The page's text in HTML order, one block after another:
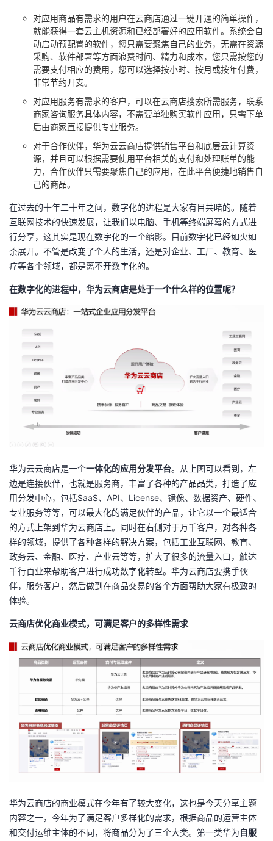
学
验
收
藏
持
议
对应用商品有需求的用户在云商店通过一键开通的简单操作，
就能获得一套云主机资源和已经部署好的应用软件。系统会自
动启动预配置的软件，您只需要聚焦自己的业务，无需在资源
采购、软件部署等方面浪费时间、精力和成本，您只需按您的
需要支付相应的费用，您可以选择按小时、按月或按年付费，
非常节约开支。
对应用服务有需求的客户，可以在云商店搜索所需服务，联系
商家咨询服务具体内容，不需要单独购买软件应用，只需下单
后由商家直接提供专业服务。
对于合作伙伴，华为云云商店提供销售平台和底层云计算资
源，并且可以根据需要使用平台相关的支付和处理账单的能
力，合作伙伴只需要聚焦自己的应用，在此平台便捷地销售自
己的商品。
在过去的十年二十年之间，数字化的进程是大家有目共睹的。随着
互联网技术的快速发展，让我们以电脑、手机等终端屏幕的方式进
行分享，这其实是现在数字化的一个缩影。目前数字化已经如火如
荼展开。不管是改变了个人的生活，还是对企业、工厂、教育、医
疗等各个领域，都是离不开数字化的。
在数字化的进程中，华为云商店是处于一个什么样的位置呢？
华为云云商店是一个一体化的应用分发平台。从上图可以看到，左
边是连接伙伴，也就是服务商，丰富了各种的产品品类，打造了应
用分发中心，包括SaaS、API、License、镜像、数据资产、硬件、
专业服务等等，可以最大化的满足伙伴的产品，让它以一个最适合
的方式上架到华为云商店上。同时在右侧对于万千客户，对各种各
样的领域，提供了各种各样的解决方案，包括工业互联网、教育、
政务云、金融、医疗、产业云等等，扩大了很多的流量入口，触达
千行百业来帮助客户进行成功数字化转型。华为云商店要携手伙
伴，服务客户，然后做到在商品交易的各个方面帮助大家有极致的
体验。
云商店优化商业模式，可满足客户的多样性需求
华为云商店的商业模式在今年有了较大变化，这也是今天分享主题
内容之一，今年为了满足客户多样化的需求，根据商品的运营主体
和交付运维主体的不同，将商品分为了三个大类。第一类华为自服